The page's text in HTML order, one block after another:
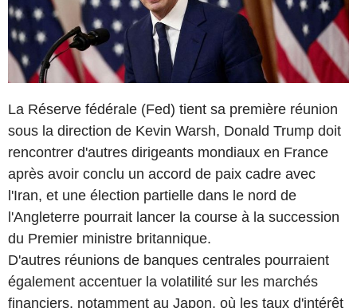
La Réserve fédérale (Fed) tient sa première réunion
sous la direction de Kevin Warsh, Donald Trump doit
rencontrer d'autres dirigeants mondiaux en France
après avoir conclu un accord de paix cadre avec
l'Iran, et une élection partielle dans le nord de
l'Angleterre pourrait lancer la course à la succession
du Premier ministre britannique.
D'autres réunions de banques centrales pourraient
également accentuer la volatilité sur les marchés
financiers, notamment au Japon, où les taux d'intérêt